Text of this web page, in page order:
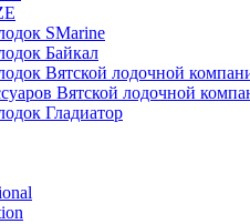
SMarine
Байкал
Вятской лодочной
Вятской лодочной
Гладиатор